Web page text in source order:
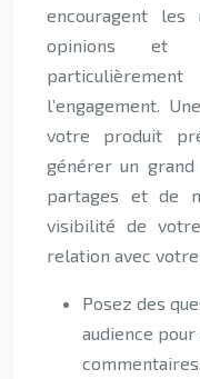
encouragent
opinions et
l’engagement.
votre produit
générer un
partages et de
visibilité de
relation avec votre
Posez des
audience
commentaires.